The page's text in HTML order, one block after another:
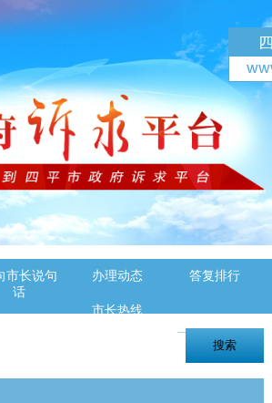
市长说句
话
办理动态 答复排行
市长热线